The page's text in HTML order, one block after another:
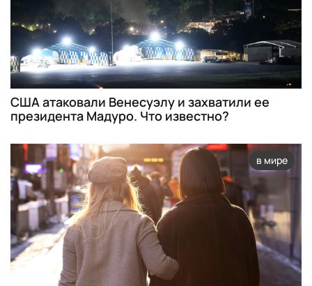
США атаковали Венесуэлу и захватили ее
президента Мадуро. Что известно?
в мире